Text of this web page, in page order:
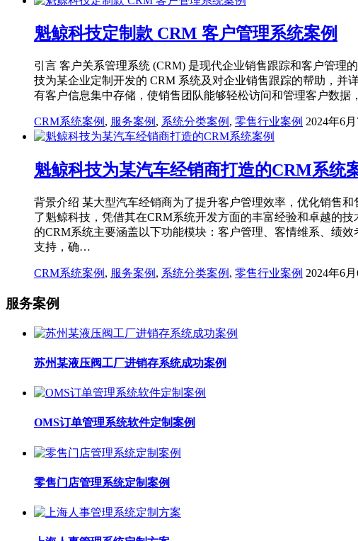
魁鲸科技定制款 CRM 客户管理系统案例
引言 客户关系管理系统 (CRM) 是现代企业销售跟踪和客户管理
技为某企业定制开发的 CRM 系统及对企业销售跟踪的帮助，并
有客户信息集中存储，使销售团队能够轻松访问和管理客户数
CRM系统案例 , 服务案例 , 系统分类案例 , 零售行业案例 2024年6月
魁鲸科技为某汽车经销商打造的CRM系统
背景介绍 某大型汽车经销商为了提升客户管理效率，优化销售
了魁鲸科技，凭借其在CRM系统开发方面的丰富经验和卓越的
的CRM系统主要涵盖以下功能模块：客户管理、客情维系、绩
支持，确…
CRM系统案例 , 服务案例 , 系统分类案例 , 零售行业案例 2024年6月
服务案例
苏州某液压阀工厂进销存系统成功案例
OMS订单管理系统软件定制案例
零售门店管理系统定制案例